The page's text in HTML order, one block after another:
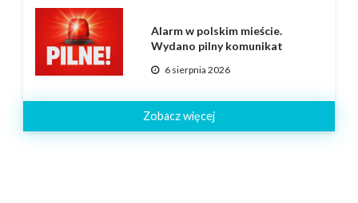
Alarm w polskim mieście.
Wydano pilny komunikat
6 sierpnia 2026
Zobacz więcej